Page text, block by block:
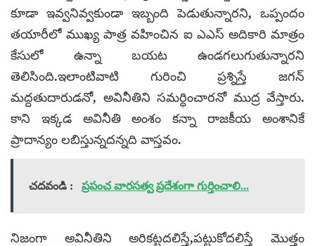
కూడా ఇవ్వనివ్వకుండా ఇబ్బంది పెడుతున్నారని, ఒప్పందం
తయారీలో ముఖ్య పాత్ర వహించిన ఐ ఎఎస్ అదికారి మాత్రం
కేసులో ఉన్నా బయట ఉండగలుగుతున్నారని
తెలిసింది.ఇలాంటివాటి గురించి ప్రశ్నిస్తే జగన్
మద్దతుదారుడనో, అవినీతిని సమర్ధించారనో ముద్ర వేస్తారు.
కాని ఇక్కడ అవినీతి అంశం కన్నా రాజకీయ అంశానికే
ప్రాదాన్యం లబిస్తున్నదన్నది వాస్తవం.
చదవండి : ప్రపంచ వారసత్వ ప్రదేశంగా గుర్తించాలి...
నిజంగా అవినీతిని అరికట్టదలిస్తే,పట్టుకోదలిస్తే మొత్తం